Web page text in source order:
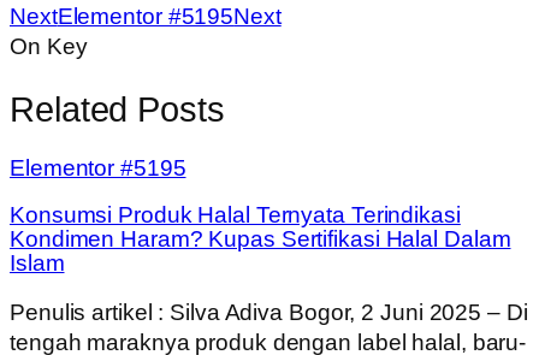
NextElementor #5195Next
On Key
Related Posts
Elementor #5195
Konsumsi Produk Halal Ternyata Terindikasi
Kondimen Haram? Kupas Sertifikasi Halal Dalam
Islam
Penulis artikel : Silva Adiva Bogor, 2 Juni 2025 – Di
tengah maraknya produk dengan label halal, baru-